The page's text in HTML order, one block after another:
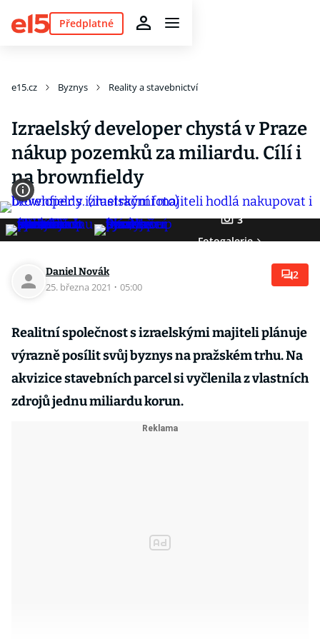
Předplatné
e15.cz Byznys Reality a stavebnictví
Izraelský developer chystá v Praze
nákup pozemků za miliardu. Cílí i
na brownfieldy
3
Fotogalerie
Daniel Novák
25. března 2021 · 05:00
2
Realitní společnost s izraelskými majiteli plánuje
výrazně posílit svůj byznys na pražském trhu. Na
akvizice stavebních parcel si vyčlenila z vlastních
zdrojů jednu miliardu korun.